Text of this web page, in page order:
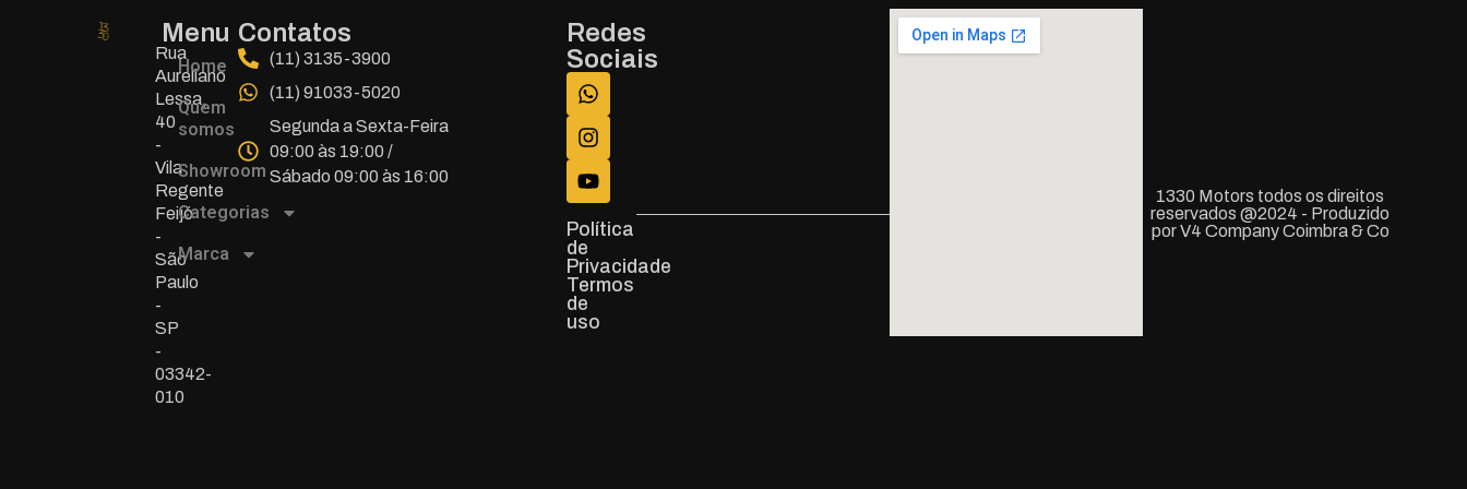
Rua
Aureliano
Lessa,
40
-
Vila
Regente
Feijó
-
São
Paulo
-
SP
-
03342-
010
Menu
Home
Quem
somos
Showroom
Categorias
Marca
Contatos
(11) 3135-3900
(11) 91033-5020
Segunda a Sexta-Feira
09:00 às 19:00 /
Sábado 09:00 às 16:00
Redes
Sociais
Política
de
Privacidade
Termos
de
uso
1330 Motors todos os direitos
reservados @2024 - Produzido
por V4 Company Coimbra & Co